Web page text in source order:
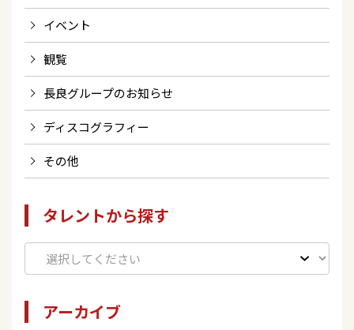
イベント
観覧
長良グループのお知らせ
ディスコグラフィー
その他
タレントから探す
アーカイブ